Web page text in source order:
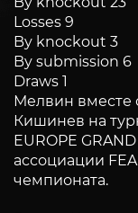
Losses 9
By knockout 3
By submission 6
Draws 1
Мелвин вместе
Кишинев на
EUROPE
ассоциации
чемпионата.